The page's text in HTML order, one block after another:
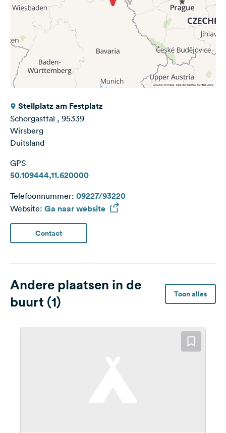
Stellplatz am Festplatz
Schorgasttal , 95339
Wirsberg
Duitsland
GPS
50.109444,11.620000
Telefoonnummer: 09227/93220
Website: Ga naar website
Contact
Andere plaatsen in de
buurt (1)
Toon alles